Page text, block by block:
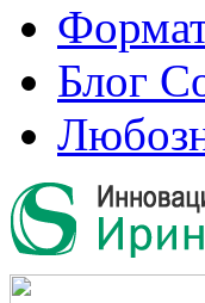
Блог